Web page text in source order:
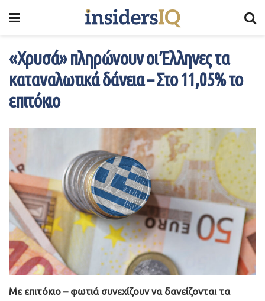
«Χρυσά» πληρώνουν οι Έλληνες τα
καταναλωτικά δάνεια – Στο 11,05% το
επιτόκιο
Με επιτόκιο – φωτιά συνεχίζουν να δανείζονται τα